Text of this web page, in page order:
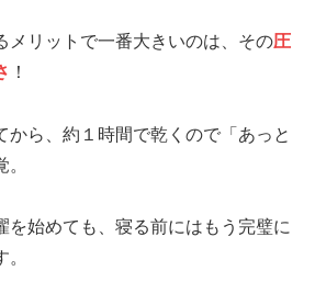
リットで一番大きいのは、その圧
！
から、約１時間で乾くので「あっと
を始めても、寝る前にはもう完璧に